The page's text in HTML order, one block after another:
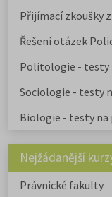
Přijímací zkoušky
Řešení otázek
Politologie - testy
Sociologie - testy
Biologie - testy na
Nejžádanější
Právnické fakulty